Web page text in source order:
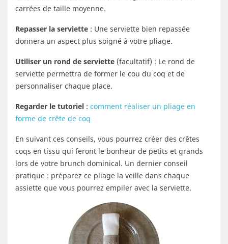
carrées de taille moyenne.
Repasser la serviette : Une serviette bien repassée
donnera un aspect plus soigné à votre pliage.
Utiliser un rond de serviette (facultatif) : Le rond de
serviette permettra de former le cou du coq et de
personnaliser chaque place.
Regarder le tutoriel : comment réaliser un pliage en
forme de crête de coq
En suivant ces conseils, vous pourrez créer des crêtes
coqs en tissu qui feront le bonheur de petits et grands
lors de votre brunch dominical. Un dernier conseil
pratique : préparez ce pliage la veille dans chaque
assiette que vous pourrez empiler avec la serviette.